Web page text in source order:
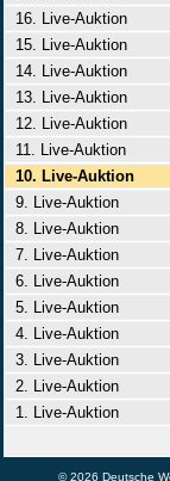
16. Live-Auktion
15. Live-Auktion
14. Live-Auktion
13. Live-Auktion
12. Live-Auktion
11. Live-Auktion
10. Live-Auktion
9. Live-Auktion
8. Live-Auktion
7. Live-Auktion
6. Live-Auktion
5. Live-Auktion
4. Live-Auktion
3. Live-Auktion
2. Live-Auktion
1. Live-Auktion
© 2026 Deutsche